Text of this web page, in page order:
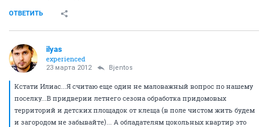
ОТВЕТИТЬ
ilyas
experienced
23 марта 2012 Bjentos
Кстати Илиас...Я считаю еще один не маловажный вопрос по нашему
поселку...В придверии летнего сезона обработка придомовых
территорий и детских площадок от клеща (в поле чистом жить будем
и загородом не забывайте)... А обладателям цокольных квартир это